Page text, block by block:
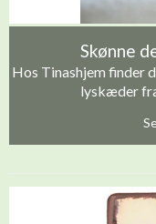
Skønne
Hos Tinashjem finder
lyskæder